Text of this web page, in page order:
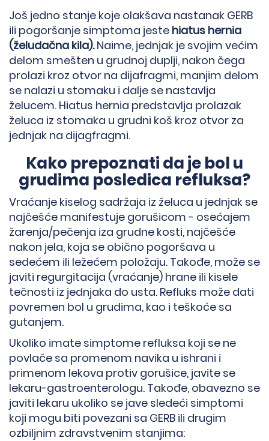
Još jedno stanje koje olakšava nastanak GERB
ili pogoršanje simptoma jeste hiatus hernia
(želudačna kila).Naime, jednjak je svojim većim
delom smešten u grudnoj duplji, nakon čega
prolazi kroz otvor na dijafragmi, manjim delom
se nalazi u stomaku i dalje se nastavlja
želucem. Hiatus hernia predstavlja prolazak
želuca iz stomaka u grudni koš kroz otvor za
jednjak na dijagfragmi.
Kako prepoznati da je bol u
grudima posledica refluksa?
Vraćanje kiselog sadržaja iz želuca u jednjak se
najčešće manifestuje gorušicom - osećajem
žarenja/pečenja iza grudne kosti, najčešće
nakon jela, koja se obično pogoršava u
sedećem ili ležećem položaju. Takođe, može se
javiti regurgitacija (vraćanje) hrane ili kisele
tečnosti iz jednjaka do usta. Refluks može dati
povremen bol u grudima, kao i teškoće sa
gutanjem.
Ukoliko imate simptome refluksa koji se ne
povlače sa promenom navika u ishrani i
primenom lekova protiv gorušice, javite se
lekaru-gastroenterologu. Takođe, obavezno se
javiti lekaru ukoliko se jave sledeći simptomi
koji mogu biti povezani sa GERB ili drugim
ozbiljnim zdravstvenim stanjima:
→